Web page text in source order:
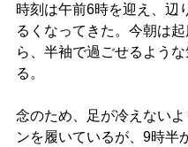
時刻は午前6時を迎え、辺
るくなってきた。今朝は
ら、半袖で過ごせるよう
る。
念のため、足が冷えない
ンを履いているが、9時半